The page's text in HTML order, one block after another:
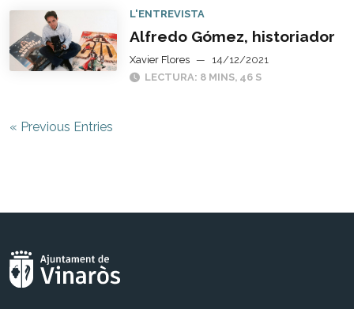
L'ENTREVISTA
Alfredo Gómez, historiador
Xavier Flores —
14/12/2021
LECTURA: 8 MINS, 46 S
« Previous Entries